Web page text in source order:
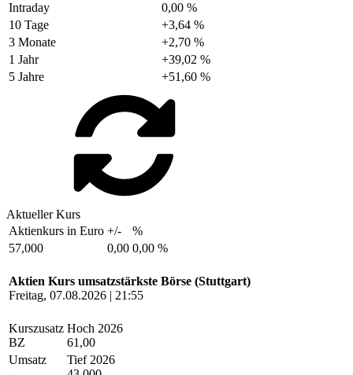
Intraday
0,00 %
10 Tage
+3,64 %
3 Monate
+2,70 %
1 Jahr
+39,02 %
5 Jahre
+51,60 %
Aktueller Kurs
Aktienkurs in Euro +/-
%
57,000
0,00 0,00 %
Aktien Kurs umsatzstärkste Börse (Stuttgart)
Freitag, 07.08.2026 | 21:55
Kurszusatz
BZ
Hoch 2026
61,00
Umsatz
Tief 2026